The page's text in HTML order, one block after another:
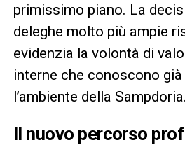
primissimo piano. La
deleghe molto più ampie
evidenzia la volontà di
interne che conoscono
l’ambiente della Sampdoria.
Il nuovo percorso